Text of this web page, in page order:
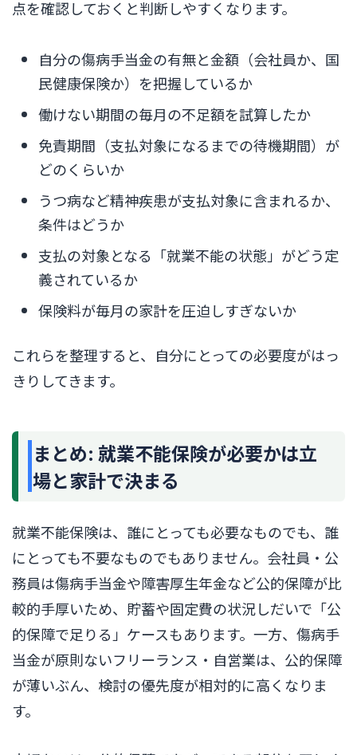
点を確認しておくと判断しやすくなります。
自分の傷病手当金の有無と金額（会社員か、国
民健康保険か）を把握しているか
働けない期間の毎月の不足額を試算したか
免責期間（支払対象になるまでの待機期間）が
どのくらいか
うつ病など精神疾患が支払対象に含まれるか、
条件はどうか
支払の対象となる「就業不能の状態」がどう定
義されているか
保険料が毎月の家計を圧迫しすぎないか
これらを整理すると、自分にとっての必要度がはっ
きりしてきます。
まとめ: 就業不能保険が必要かは立
場と家計で決まる
就業不能保険は、誰にとっても必要なものでも、誰
にとっても不要なものでもありません。会社員・公
務員は傷病手当金や障害厚生年金など公的保障が比
較的手厚いため、貯蓄や固定費の状況しだいで「公
的保障で足りる」ケースもあります。一方、傷病手
当金が原則ないフリーランス・自営業は、公的保障
が薄いぶん、検討の優先度が相対的に高くなりま
す。